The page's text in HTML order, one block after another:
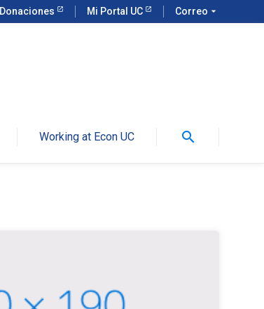
Donaciones Mi Portal UC Correo arrow_drop_down
Working at Econ UC search